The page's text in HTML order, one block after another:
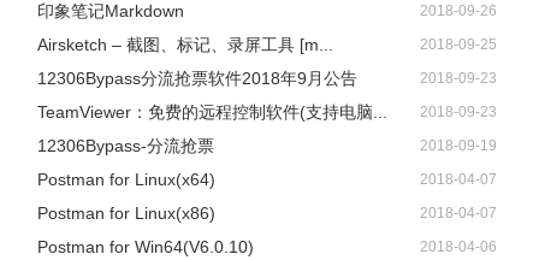
印象笔记Markdown 2018-09-26
Airsketch – 截图、标记、录屏工具 [m... 2018-09-25
12306Bypass分流抢票软件2018年9月公告 2018-09-23
TeamViewer：免费的远程控制软件(支持电脑... 2018-09-23
12306Bypass-分流抢票 2018-09-19
Postman for Linux(x64) 2018-04-07
Postman for Linux(x86) 2018-04-07
Postman for Win64(V6.0.10) 2018-04-06